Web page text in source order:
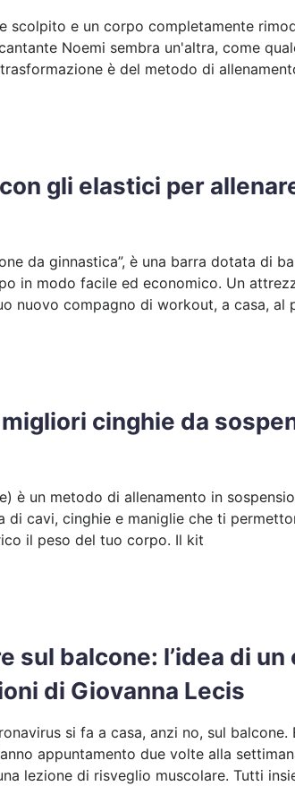
scolpito e un corpo completamente
Noemi sembra un'altra, come
è del metodo di
gli elastici per
da ginnastica”, è una barra dotata di
in modo facile ed economico. Un
nuovo compagno di workout, a casa, al
cinghie da
è un metodo di allenamento in
di cavi, cinghie e maniglie che ti
il peso del tuo corpo. Il kit
sul balcone: l’idea di
di Giovanna Lecis
si fa a casa, anzi no, sul
appuntamento due volte alla
lezione di risveglio muscolare. Tutti